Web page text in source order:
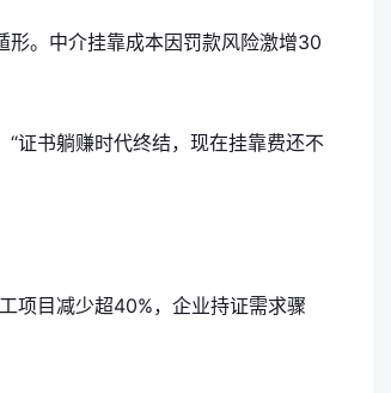
形。中介挂靠成本因罚款风险激增30
证书躺赚时代终结，现在挂靠费还不
项目减少超40%，企业持证需求骤